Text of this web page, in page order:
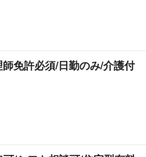
師免許必須/日勤のみ/介護付